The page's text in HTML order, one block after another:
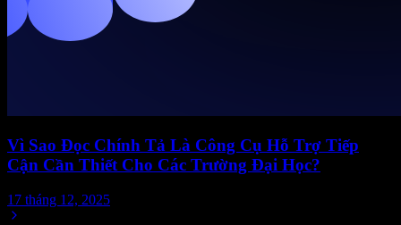
Vì Sao Đọc Chính Tả Là Công Cụ Hỗ Trợ Tiếp
Cận Cần Thiết Cho Các Trường Đại Học?
17 tháng 12, 2025